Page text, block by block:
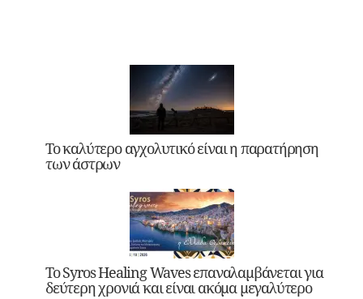
Το καλύτερο αγχολυτικό είναι η παρατήρηση
των άστρων
Το Syros Healing Waves επαναλαμβάνεται για
δεύτερη χρονιά και είναι ακόμα μεγαλύτερο